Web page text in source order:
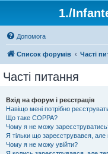
1./
Допомога
Список форумів Часті
Часті питання
Вхід на форум і реєстрація
Навіщо мені потрібно
Що таке COPPA?
Чому я не можу
Я тільки що зареєструвався, але
Чому я не можу увійти?